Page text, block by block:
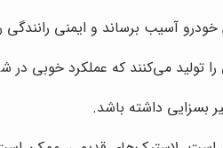
آسیب برساند و ایمنی رانندگی
تولید می‌کنند که عملکرد خوبی
بسزایی داشته باشد.